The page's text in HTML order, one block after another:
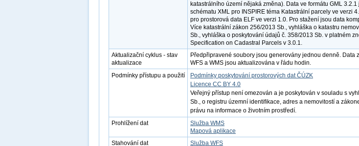
katastrálního území nějaká změna). Data ve formátu GML
schématu XML pro INSPIRE téma Katastrální parcely ve verzi
pro prostorová data ELF ve verzi 1.0. Pro stažení jsou data
Více katastrální zákon 256/2013 Sb., vyhláška o katastru
Sb., vyhláška o poskytování údajů č. 358/2013 Sb. v platném
Specification on Cadastral Parcels v 3.0.1.
Aktualizační cyklus - stav
aktualizace
Předpřipravené soubory jsou generovány jednou denně. Data
WFS a WMS jsou aktualizována v řádu hodin.
Podmínky přístupu a použití
Podmínky poskytování prostorových dat ČÚZK
Licence CC BY 4.0
Veřejný přístup není omezován a je poskytován v souladu s
Sb., o registru územní identifikace, adres a nemovitostí a
právu na informace o životním prostředí.
Prohlížení dat
Služba WMS
Mapová aplikace
Stahování dat
Služba WFS